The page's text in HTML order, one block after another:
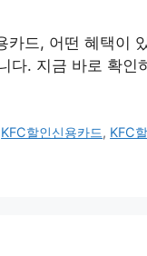
드, 어떤 혜택이
다. 지금 바로 확인
KFC할인신용카드, KFC